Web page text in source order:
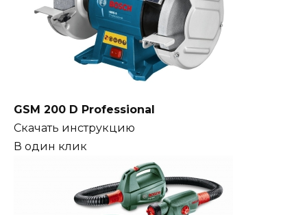
GSM 200 D Professional
Скачать инструкцию
В один клик